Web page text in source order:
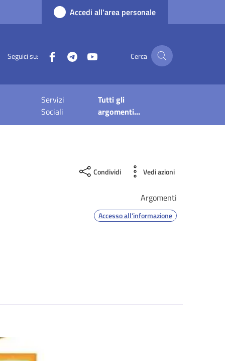
Accedi all'area personale
Seguici su: FacebookTelegram Cerca
Servizi
Sociali
Tutti gli
argomenti...
Condividi Vedi azioni
Argomenti
Accesso all'informazione